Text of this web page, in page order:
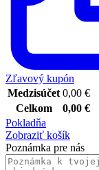
Zľavový kupón
Medzisúčet 0,00 €
Celkom
0,00 €
Pokladňa
Zobraziť košík
Poznámka pre nás